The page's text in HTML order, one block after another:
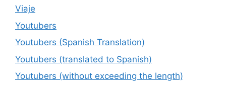
Viaje
Youtubers
Youtubers (Spanish Translation)
Youtubers (translated to Spanish)
Youtubers (without exceeding the length)